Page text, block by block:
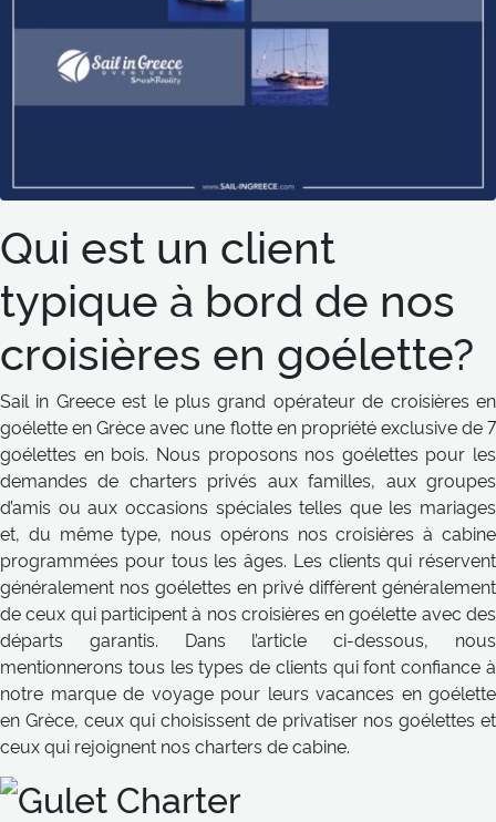
Qui est un client
typique à bord de nos
croisières en goélette?
Sail in Greece est le plus grand opérateur de croisières en
goélette en Grèce avec une flotte en propriété exclusive de 7
goélettes en bois. Nous proposons nos goélettes pour les
demandes de charters privés aux familles, aux groupes
d’amis ou aux occasions spéciales telles que les mariages
et, du même type, nous opérons nos croisières à cabine
programmées pour tous les âges. Les clients qui réservent
généralement nos goélettes en privé diffèrent généralement
de ceux qui participent à nos croisières en goélette avec des
départs garantis. Dans l’article ci-dessous, nous
mentionnerons tous les types de clients qui font confiance à
notre marque de voyage pour leurs vacances en goélette
en Grèce, ceux qui choisissent de privatiser nos goélettes et
ceux qui rejoignent nos charters de cabine.